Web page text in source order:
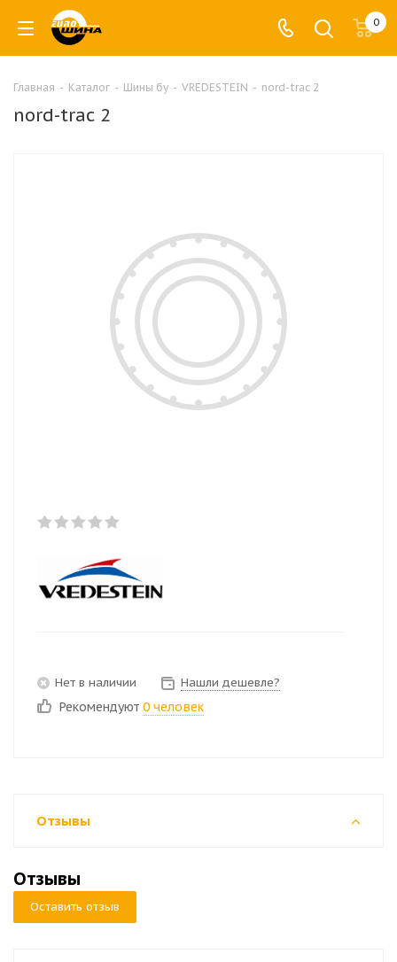
0
Главная - Каталог - Шины бу - VREDESTEIN - nord-trac 2
nord-trac 2
Нет в наличии Нашли дешевле?
Рекомендуют 0 человек
Отзывы
Отзывы
Оставить отзыв